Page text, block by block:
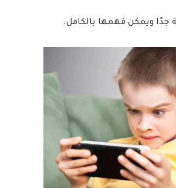
ويمكن فهمها بالكامل.